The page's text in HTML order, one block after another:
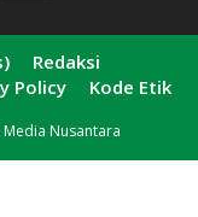
Redaksi
Policy Kode Etik
Media Nusantara